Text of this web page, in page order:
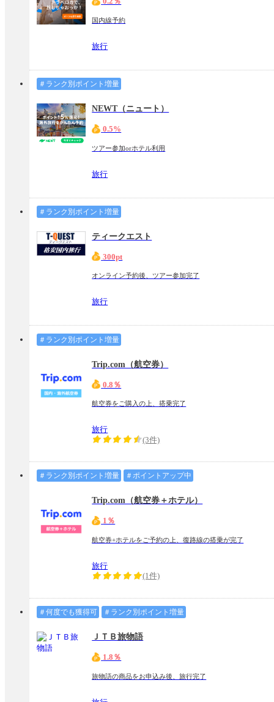
国内線予約
旅行
＃ランク別ポイント増量
NEWT（ニュート）
0.5%
ツアー参加orホテル利用
旅行
＃ランク別ポイント増量
ティークエスト
300pt
オンライン予約後、ツアー参加完了
旅行
＃ランク別ポイント増量
Trip.com（航空券）
0.8％
航空券をご購入の上、搭乗完了
旅行
(3件)
＃ランク別ポイント増量 ＃ポイントアップ中
Trip.com（航空券＋ホテル）
1％
航空券+ホテルをご予約の上、復路線の搭乗が完了
旅行
(1件)
＃何度でも獲得可 ＃ランク別ポイント増量
ＪＴＢ旅物語
1.8％
旅物語の商品をお申込み後、旅行完了